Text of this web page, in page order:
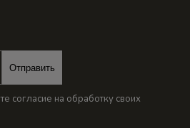
Отправить
согласие на обработку своих